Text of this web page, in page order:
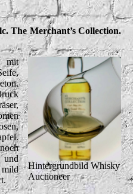
The Merchant’s Collection.
Hintergrundbild Whisky
Auctioneer
mit
mild